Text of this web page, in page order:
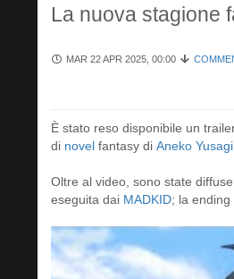
La nuova stagione
MAR 22 APR 2025, 00:00
È stato reso disponibile un
di novel fantasy di Aneko Yusagi
Oltre al video, sono state
eseguita dai MADKID; la ending